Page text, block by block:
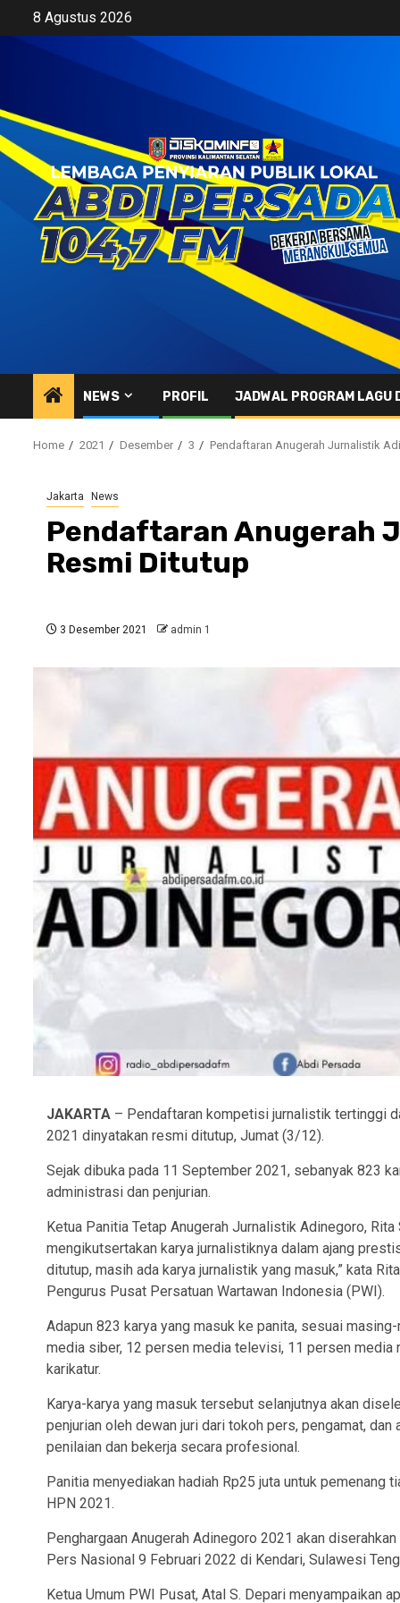
content
8 Agustus 2026
NEWS PROFIL JADWAL PROGRAM LAGU
Home 2021 Desember 3 Pendaftaran Anugerah Jurnalistik
Jakarta News
Pendaftaran Anugerah
Resmi Ditutup
3 Desember 2021 admin 1
JAKARTA – Pendaftaran kompetisi jurnalistik tertinggi
2021 dinyatakan resmi ditutup, Jumat (3/12).
Sejak dibuka pada 11 September 2021, sebanyak 823
administrasi dan penjurian.
Ketua Panitia Tetap Anugerah Jurnalistik Adinegoro,
mengikutsertakan karya jurnalistiknya dalam ajang
ditutup, masih ada karya jurnalistik yang masuk,” kata
Pengurus Pusat Persatuan Wartawan Indonesia (PWI).
Adapun 823 karya yang masuk ke panita, sesuai
media siber, 12 persen media televisi, 11 persen
karikatur.
Karya-karya yang masuk tersebut selanjutnya akan
penjurian oleh dewan juri dari tokoh pers, pengamat,
penilaian dan bekerja secara profesional.
Panitia menyediakan hadiah Rp25 juta untuk
HPN 2021.
Penghargaan Anugerah Adinegoro 2021 akan
Pers Nasional 9 Februari 2022 di Kendari, Sulawesi
Ketua Umum PWI Pusat, Atal S. Depari menyampaikan